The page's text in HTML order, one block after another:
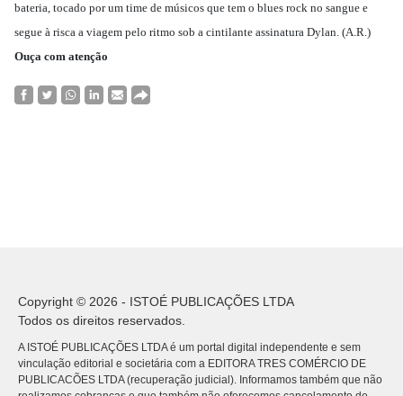
bateria, tocado por um time de músicos que tem o blues rock no sangue e
segue à risca a viagem pelo ritmo sob a cintilante assinatura Dylan. (A.R.)
Ouça com atenção
Copyright © 2026 - ISTOÉ PUBLICAÇÕES LTDA
Todos os direitos reservados.
A ISTOÉ PUBLICAÇÕES LTDA é um portal digital independente e sem
vinculação editorial e societária com a EDITORA TRES COMÉRCIO DE
PUBLICACÕES LTDA (recuperação judicial). Informamos também que não